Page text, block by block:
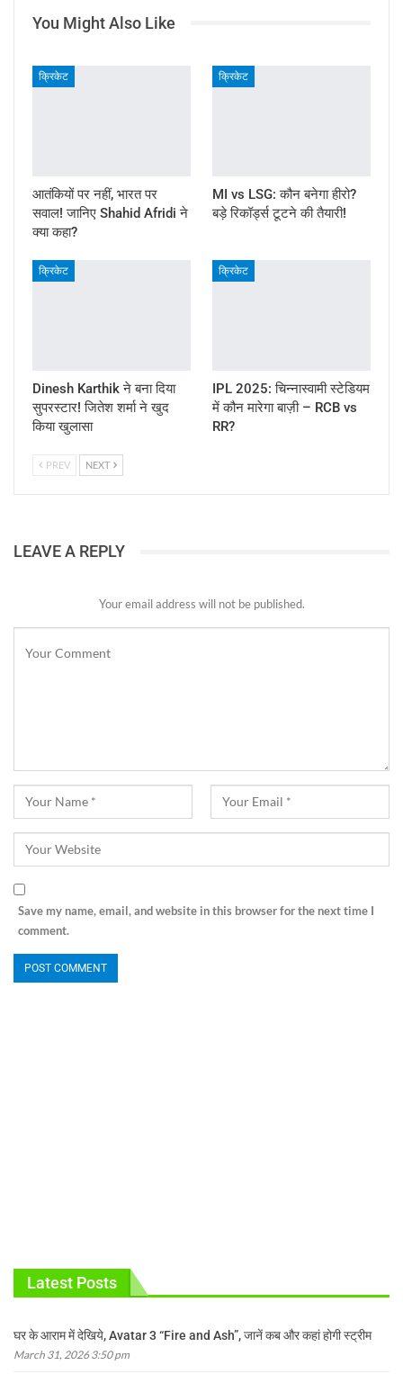
You Might Also Like
क्रिकेट
आतंकियों पर नहीं, भारत पर
सवाल! जानिए Shahid Afridi ने
क्या कहा?
क्रिकेट
MI vs LSG: कौन बनेगा हीरो?
बड़े रिकॉर्ड्स टूटने की तैयारी!
क्रिकेट
Dinesh Karthik ने बना दिया
सुपरस्टार! जितेश शर्मा ने खुद
किया खुलासा
क्रिकेट
IPL 2025: चिन्नास्वामी स्टेडियम
में कौन मारेगा बाज़ी – RCB vs
RR?
PREV NEXT
LEAVE A REPLY
Your email address will not be published.
Save my name, email, and website in this browser for the next time I
comment.
Latest Posts
घर के आराम में देखिये, Avatar 3 “Fire and Ash”, जानें कब और कहां होगी स्ट्रीम
March 31, 2026 3:50 pm